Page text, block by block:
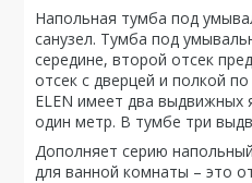
Напольная тумба под
санузел. Тумба под
середине, второй отсек
отсек с дверцей и полкой
ELEN имеет два
один метр. В тумбе три
Дополняет серию
для ванной комнаты – это